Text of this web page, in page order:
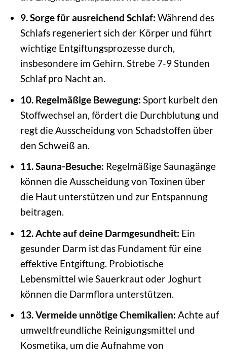
9. Sorge für ausreichend Schlaf: Während des
Schlafs regeneriert sich der Körper und führt
wichtige Entgiftungsprozesse durch,
insbesondere im Gehirn. Strebe 7-9 Stunden
Schlaf pro Nacht an.
10. Regelmäßige Bewegung: Sport kurbelt den
Stoffwechsel an, fördert die Durchblutung und
regt die Ausscheidung von Schadstoffen über
den Schweiß an.
11. Sauna-Besuche: Regelmäßige Saunagänge
können die Ausscheidung von Toxinen über
die Haut unterstützen und zur Entspannung
beitragen.
12. Achte auf deine Darmgesundheit: Ein
gesunder Darm ist das Fundament für eine
effektive Entgiftung. Probiotische
Lebensmittel wie Sauerkraut oder Joghurt
können die Darmflora unterstützen.
13. Vermeide unnötige Chemikalien: Achte auf
umweltfreundliche Reinigungsmittel und
Kosmetika, um die Aufnahme von